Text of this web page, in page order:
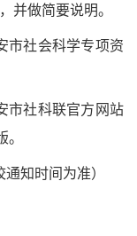
并做简要说明。
市社会科学专项资
市社科联官方网站
。
知时间为准）